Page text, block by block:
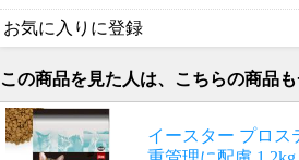
お気に入りに登録
この商品を見た人は、こちらの商品
イースター プロス